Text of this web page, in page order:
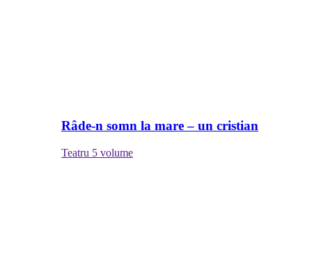
Râde-n somn la mare – un cristian
Teatru 5 volume